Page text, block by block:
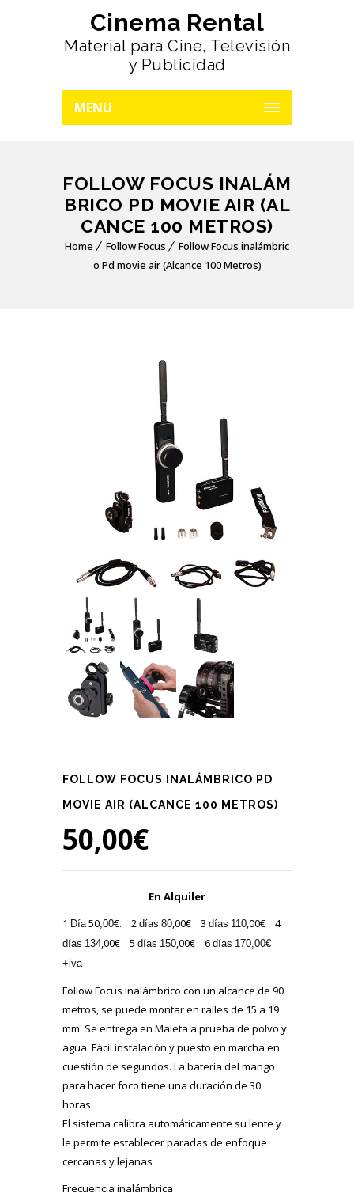
Cinema Rental
Material para Cine, Televisión
y Publicidad
MENU
FOLLOW FOCUS INALÁM
BRICO PD MOVIE AIR (AL
CANCE 100 METROS)
Home Follow Focus
Follow Focus inalámbric
o Pd movie air (Alcance 100 Metros)
FOLLOW FOCUS INALÁMBRICO PD
MOVIE AIR (ALCANCE 100 METROS)
50,00€
En Alquiler
1 Día50,00€. 2 días 80,00€ 3 días 110,00€ 4
días 134,00€ 5 días 150,00€ 6 días 170,00€
+iva
Follow Focus inalámbrico con un alcance de 90
metros, se puede montar en raíles de 15 a 19
mm. Se entrega en Maleta a prueba de polvo y
agua. Fácil instalación y puesto en marcha en
cuestión de segundos. La batería del mango
para hacer foco tiene una duración de 30
horas.
El sistema calibra automáticamente su lente y
le permite establecer paradas de enfoque
cercanas y lejanas
Frecuencia inalámbrica